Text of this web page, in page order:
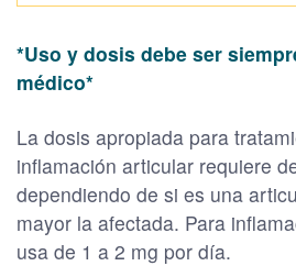
*Uso y dosis debe ser
médico*
La dosis apropiada para
inflamación articular requiere
dependiendo de si es una
mayor la afectada. Para
usa de 1 a 2 mg por día.